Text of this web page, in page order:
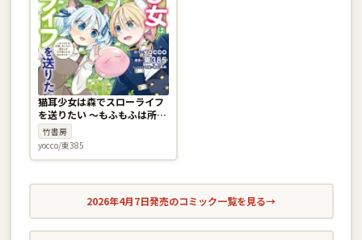
猫耳少女は森でスローライフ
を送りたい 〜もふもふは所望
しましたが、聖女とか王子様
とかは注文外です〜 4巻
竹書房
yocco/東385
2026年4月7日発売のコミック一覧を見る→